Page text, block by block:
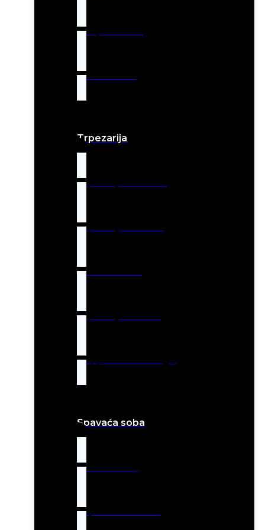
Dečiji nameštaj
Radni stolovi
Trpezarija
Trpezarijske stolice
Trpezarijski stolovi
Barske stolice
Trpezarijski setovi
Geppetto Art Design
Spavaća soba
Letto kreveti
Tapacirani kreveti